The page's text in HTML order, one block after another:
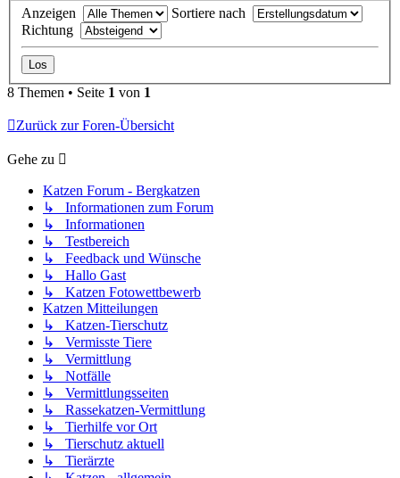
Anzeigen
Sortiere nach
Richtung
8 Themen • Seite 1 von 1
Zurück zur Foren-Übersicht
Gehe zu
Katzen Forum - Bergkatzen
↳ Informationen zum Forum
↳ Informationen
↳ Testbereich
↳ Feedback und Wünsche
↳ Hallo Gast
↳ Katzen Fotowettbewerb
Katzen Mitteilungen
↳ Katzen-Tierschutz
↳ Vermisste Tiere
↳ Vermittlung
↳ Notfälle
↳ Vermittlungsseiten
↳ Rassekatzen-Vermittlung
↳ Tierhilfe vor Ort
↳ Tierschutz aktuell
↳ Tierärzte